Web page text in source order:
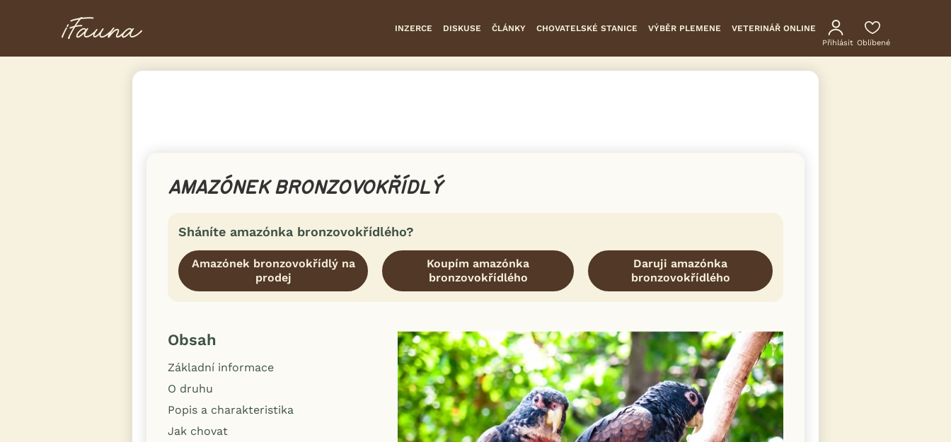
INZERCE DISKUSE ČLÁNKY CHOVATELSKÉ STANICE VÝBĚR PLEMENE VETERINÁŘ ONLINE
Přihlásit Oblíbené
AMAZÓNEK BRONZOVOKŘÍDLÝ
Sháníte amazónka bronzovokřídlého?
Amazónek bronzovokřídlý na
prodej
Koupím amazónka
bronzovokřídlého
Daruji amazónka
bronzovokřídlého
Obsah
Základní informace
O druhu
Popis a charakteristika
Jak chovat